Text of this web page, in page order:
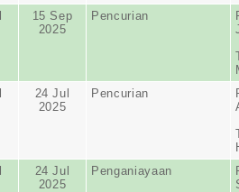
15 Sep
2025
Pencurian
24 Jul
2025
Pencurian
24 Jul
2025
Penganiayaan